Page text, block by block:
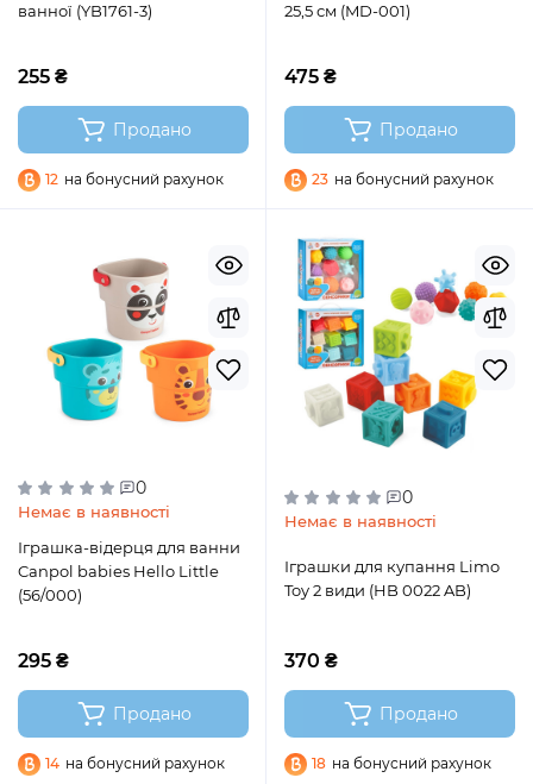
ванної (YB1761-3)
255 ₴
Продано
12 на бонусний рахунок
25,5 см (MD-001)
475 ₴
Продано
23 на бонусний рахунок
0
Немає в наявності
Іграшка-відерця для ванни
Canpol babies Hello Little
(56/000)
295 ₴
Продано
14 на бонусний рахунок
0
Немає в наявності
Іграшки для купання Limo
Toy 2 види (HB 0022 AB)
370 ₴
Продано
18 на бонусний рахунок